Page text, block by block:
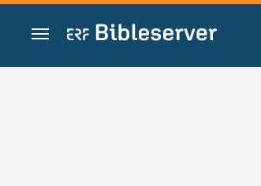
Zum Inhalt springen